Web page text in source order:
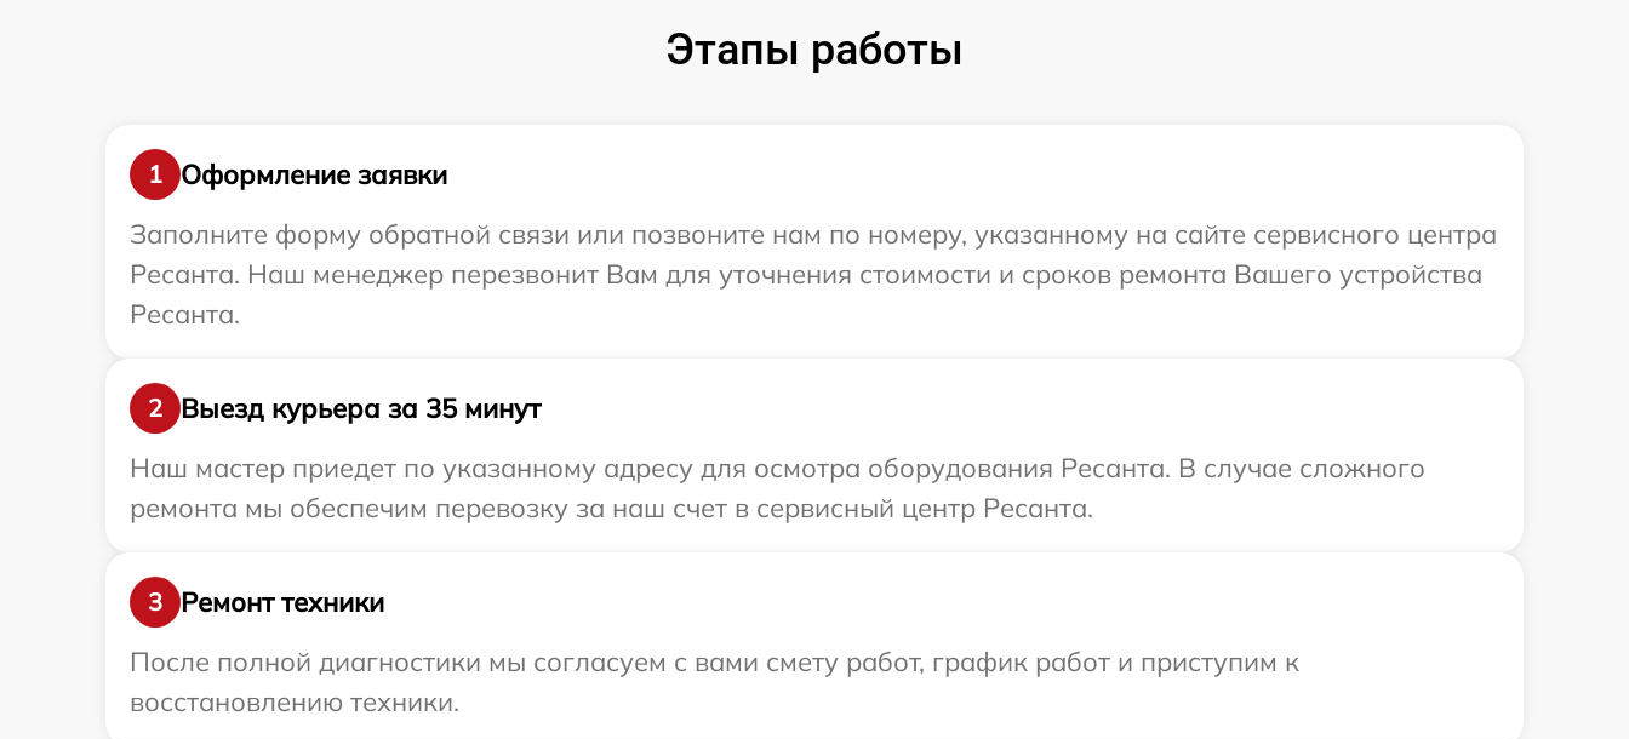
Этапы работы
1
Оформление заявки
Заполните форму обратной связи или позвоните нам по номеру, указанному на сайте сервисного центра
Ресанта. Наш менеджер перезвонит Вам для уточнения стоимости и сроков ремонта Вашего устройства
Ресанта.
2
Выезд курьера за 35 минут
Наш мастер приедет по указанному адресу для осмотра оборудования Ресанта. В случае сложного
ремонта мы обеспечим перевозку за наш счет в сервисный центр Ресанта.
3
Ремонт техники
После полной диагностики мы согласуем с вами смету работ, график работ и приступим к
восстановлению техники.